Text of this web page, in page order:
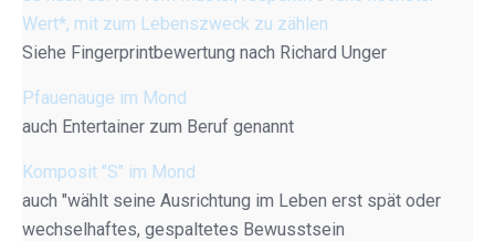
Wert*, mit zum Lebenszweck zu zählen
Siehe Fingerprintbewertung nach Richard Unger
Pfauenauge im Mond
auch Entertainer zum Beruf genannt
Komposit "S" im Mond
auch "wählt seine Ausrichtung im Leben erst spät oder
wechselhaftes, gespaltetes Bewusstsein